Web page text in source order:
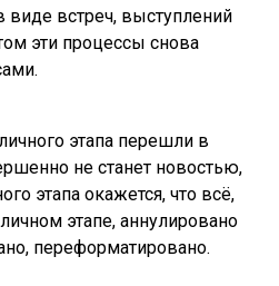
встреч, выступлений
эти процессы снова
этапа перешли в
не станет новостью,
этапа окажется, что всё,
этапе, аннулировано
переформатировано.